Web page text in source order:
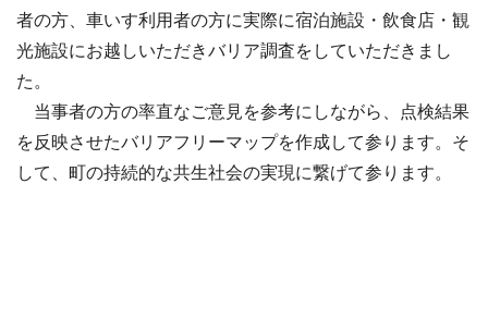
者の方、車いす利用者の方に実際に宿泊施設・飲食店・観
光施設にお越しいただきバリア調査をしていただきまし
た。
当事者の方の率直なご意見を参考にしながら、点検結果
を反映させたバリアフリーマップを作成して参ります。そ
して、町の持続的な共生社会の実現に繋げて参ります。